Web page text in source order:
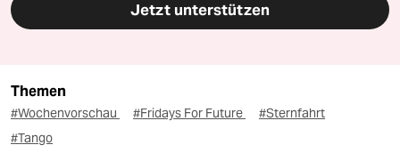
Jetzt unterstützen
Themen
#Wochenvorschau #Fridays For Future
#Sternfahrt
#Tango